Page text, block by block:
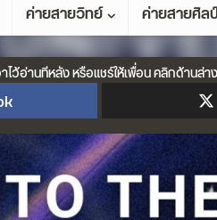
ค่ายสายวิทย์ ค่ายสายศิล
ไว้อ่านทีหลัง หรือแชร์ให้เพื่อน คลิกด้านล่า